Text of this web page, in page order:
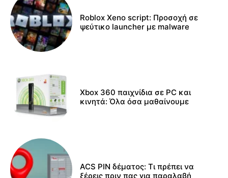
Roblox Xeno script: Προσοχή σε
ψεύτικο launcher με malware
Xbox 360 παιχνίδια σε PC και
κινητά: Όλα όσα μαθαίνουμε
ACS PIN δέματος: Τι πρέπει να
ξέρεις πριν πας για παραλαβή